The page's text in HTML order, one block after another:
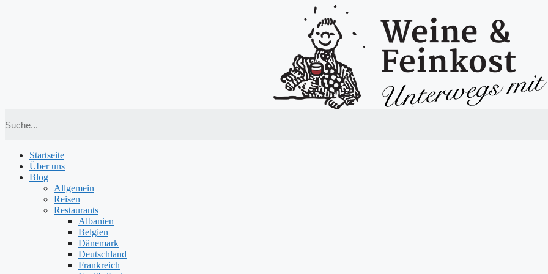
Startseite
Über uns
Blog
Allgemein
Reisen
Restaurants
Albanien
Belgien
Dänemark
Deutschland
Frankreich